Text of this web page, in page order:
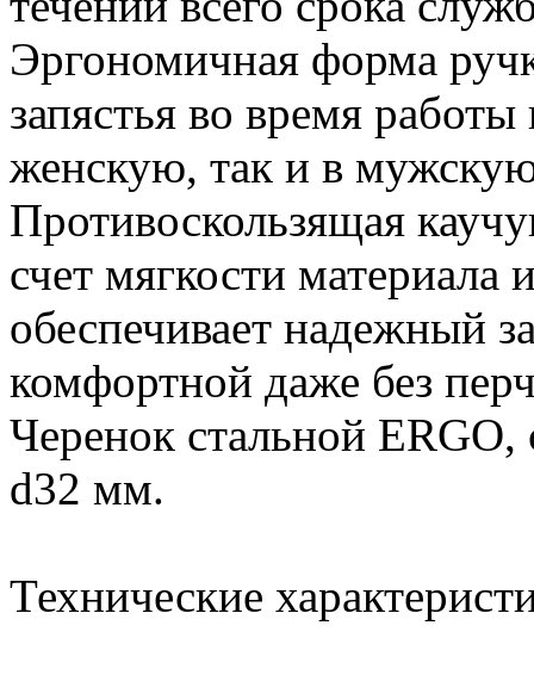
Эргономичная форма
запястья во время
женскую, так и в
Противоскользящая
счет мягкости
обеспечивает надежный
комфортной даже без
Черенок стальной
d32 мм.
Технические